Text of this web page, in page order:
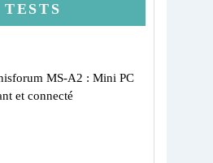
MS-A2 : Mini PC
et connecté